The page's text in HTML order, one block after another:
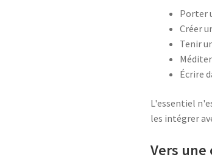
Porter
Créer
Tenir
Écrire
L'essentiel
les intégrer
Vers